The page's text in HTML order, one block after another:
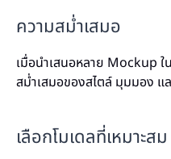
ความสม่ำเสมอ
เมื่อนำเสนอหลาย Mockup
สม่ำเสมอของสไตล์ มุมมอง แ
เลือกโมเดลที่เหมาะสม